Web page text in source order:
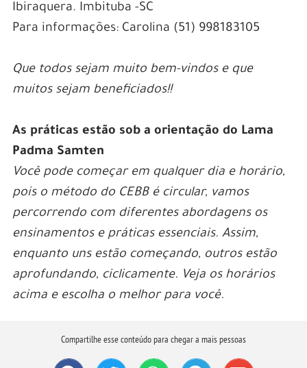
Ibiraquera. Imbituba -SC
Para informações: Carolina (51) 998183105
Que todos sejam muito bem-vindos e que
muitos sejam beneficiados!!
As práticas estão sob a orientação do Lama
Padma Samten
Você pode começar em qualquer dia e horário,
pois o método do CEBB é circular, vamos
percorrendo com diferentes abordagens os
ensinamentos e práticas essenciais. Assim,
enquanto uns estão começando, outros estão
aprofundando, ciclicamente. Veja os horários
acima e escolha o melhor para você.
Compartilhe esse conteúdo para chegar a mais pessoas